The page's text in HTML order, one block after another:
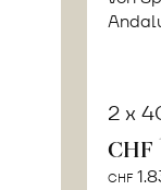
2 x
CHF
CHF